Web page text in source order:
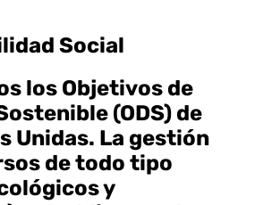
Social
los Objetivos de
(ODS) de
Unidas. La gestión
de todo tipo
y